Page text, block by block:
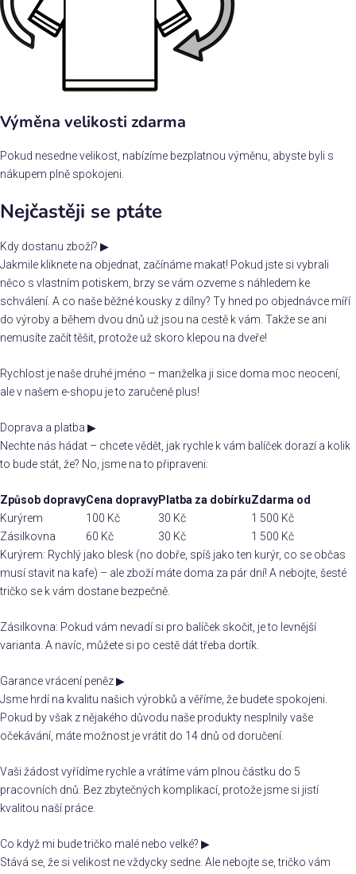
Výměna velikosti zdarma
Pokud nesedne velikost, nabízíme bezplatnou výměnu, abyste byli s
nákupem plně spokojeni.
Nejčastěji se ptáte
Kdy dostanu zboží? ▶
Jakmile kliknete na objednat, začínáme makat! Pokud jste si vybrali
něco s vlastním potiskem, brzy se vám ozveme s náhledem ke
schválení. A co naše běžné kousky z dílny? Ty hned po objednávce míří
do výroby a během dvou dnů už jsou na cestě k vám. Takže se ani
nemusíte začít těšit, protože už skoro klepou na dveře!
Rychlost je naše druhé jméno – manželka ji sice doma moc neocení,
ale v našem e-shopu je to zaručeně plus!
Doprava a platba ▶
Nechte nás hádat – chcete vědět, jak rychle k vám balíček dorazí a kolik
to bude stát, že? No, jsme na to připraveni:
Způsob dopravyCena dopravyPlatba za dobírkuZdarma od
Kurýrem
100 Kč 30 Kč
1 500 Kč
Zásilkovna
60 Kč 30 Kč
1 500 Kč
Kurýrem: Rychlý jako blesk (no dobře, spíš jako ten kurýr, co se občas
musí stavit na kafe) – ale zboží máte doma za pár dní! A nebojte, šesté
tričko se k vám dostane bezpečně.
Zásilkovna: Pokud vám nevadí si pro balíček skočit, je to levnější
varianta. A navíc, můžete si po cestě dát třeba dortík.
Garance vrácení peněz▶
Jsme hrdí na kvalitu našich výrobků a věříme, že budete spokojeni.
Pokud by však z nějakého důvodu naše produkty nesplnily vaše
očekávání, máte možnost je vrátit do 14 dnů od doručení.
Vaši žádost vyřídíme rychle a vrátíme vám plnou částku do 5
pracovních dnů. Bez zbytečných komplikací, protože jsme si jistí
kvalitou naší práce.
Co když mi bude tričko malé nebo velké? ▶
Stává se, že si velikost ne vždycky sedne. Ale nebojte se, tričko vám